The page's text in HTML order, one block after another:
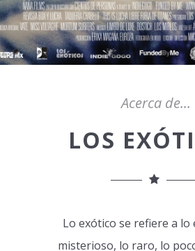
Acerca de...
LOS
Lo exótico se refiere a lo
misterioso, lo raro, lo